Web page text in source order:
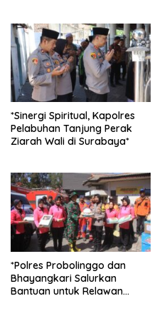
*Sinergi Spiritual, Kapolres
Pelabuhan Tanjung Perak
Ziarah Wali di Surabaya*
*Polres Probolinggo dan
Bhayangkari Salurkan
Bantuan untuk Relawan